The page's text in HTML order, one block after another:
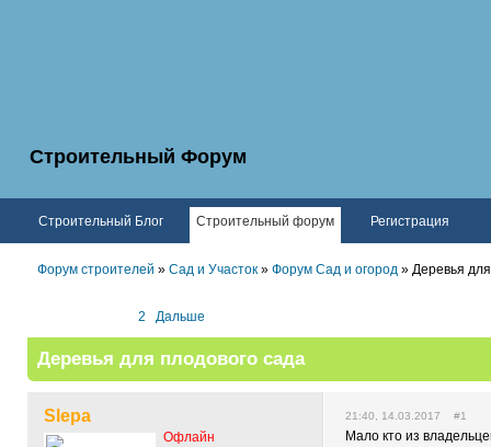
Строительный Форум
Строительный Блог Строительный форум Регистрация
Форум строителей » Сад и Участок » Форум Сад и огород » Деревья
2 Дальше
Деревья для плодового сада
Slepa
Офлайн
21:40, 14.03.2017 #1
Мало кто из